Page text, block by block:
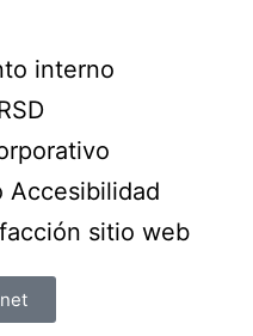
interno
Accesibilidad
sitio web